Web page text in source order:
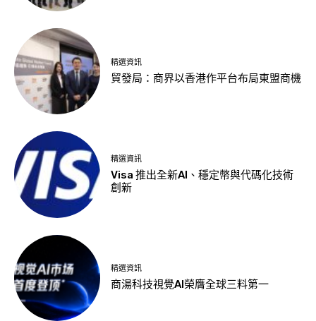
精選資訊
貿發局：商界以香港作平台布局東盟商機
精選資訊
Visa 推出全新AI、穩定幣與代碼化技術
創新
精選資訊
商湯科技視覺AI榮膺全球三料第一